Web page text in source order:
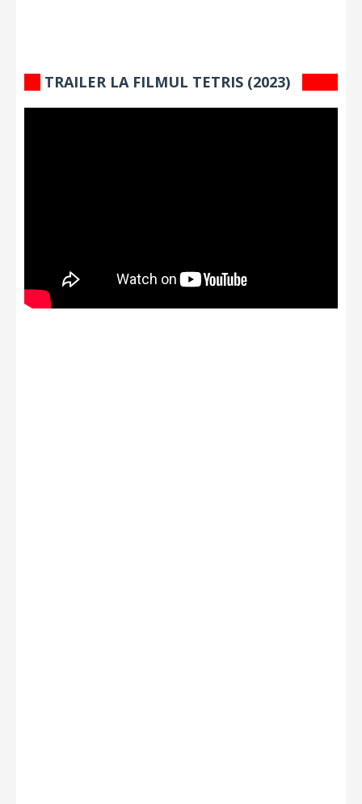
TRAILER LA FILMUL TETRIS (2023)